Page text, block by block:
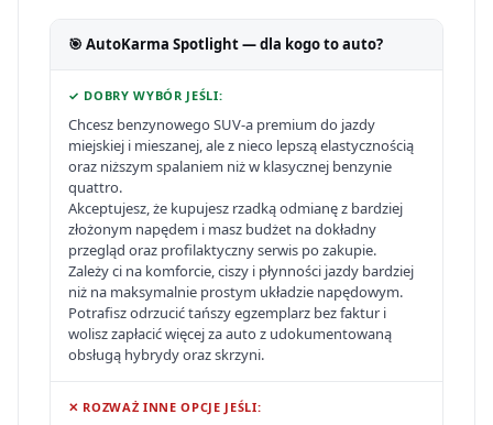
🎯 AutoKarma Spotlight — dla kogo to auto?
✓ DOBRY WYBÓR JEŚLI:
Chcesz benzynowego SUV-a premium do jazdy
miejskiej i mieszanej, ale z nieco lepszą elastycznością
oraz niższym spalaniem niż w klasycznej benzynie
quattro.
Akceptujesz, że kupujesz rzadką odmianę z bardziej
złożonym napędem i masz budżet na dokładny
przegląd oraz profilaktyczny serwis po zakupie.
Zależy ci na komforcie, ciszy i płynności jazdy bardziej
niż na maksymalnie prostym układzie napędowym.
Potrafisz odrzucić tańszy egzemplarz bez faktur i
wolisz zapłacić więcej za auto z udokumentowaną
obsługą hybrydy oraz skrzyni.
✕ ROZWAŻ INNE OPCJE JEŚLI: